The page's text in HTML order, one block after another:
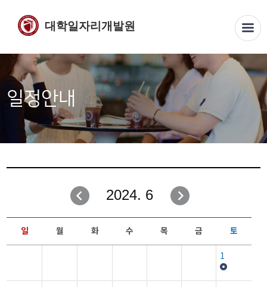
대학일자리개발원
일정안내
2024. 6
일 월 화 수 목 금 토
1